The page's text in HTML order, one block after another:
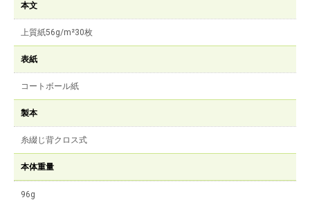
本文
上質紙56g/m²30枚
表紙
コートボール紙
製本
糸綴じ背クロス式
本体重量
96g